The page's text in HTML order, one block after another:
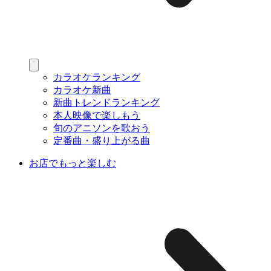
カラオケランキング
カラオケ新曲
新曲トレンドランキング
本人映像で楽しもう
旬のアニソンを歌おう
定番曲・盛り上がる曲
お店でもっと楽しむ